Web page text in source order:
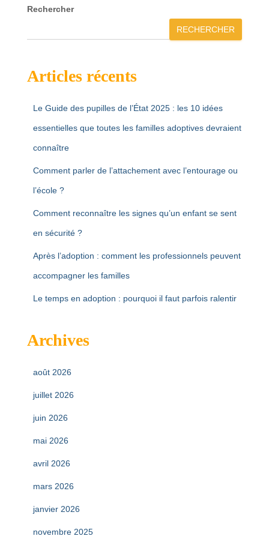
Rechercher
RECHERCHER
Articles récents
Le Guide des pupilles de l’État 2025 : les 10 idées
essentielles que toutes les familles adoptives devraient
connaître
Comment parler de l’attachement avec l’entourage ou
l’école ?
Comment reconnaître les signes qu’un enfant se sent
en sécurité ?
Après l’adoption : comment les professionnels peuvent
accompagner les familles
Le temps en adoption : pourquoi il faut parfois ralentir
Archives
août 2026
juillet 2026
juin 2026
mai 2026
avril 2026
mars 2026
janvier 2026
novembre 2025